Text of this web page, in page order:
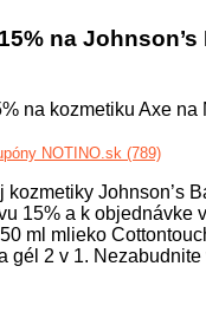
na Johnson’s
NOTINO.sk (789)
kozmetiky Johnson’s
15% a k objednávke
ml mlieko
gél 2 v 1.